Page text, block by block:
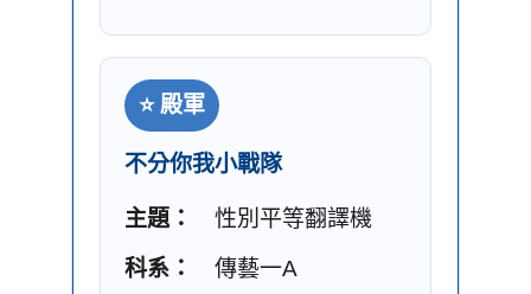
⭐ 殿軍
不分你我小戰隊
主題：
性別平等翻譯機
科系：
傳藝一A